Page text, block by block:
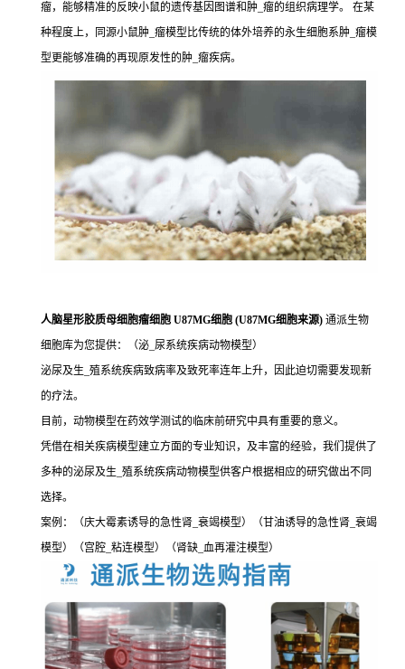
瘤，能够精准的反映小鼠的遗传基因图谱和肿_瘤的组织病理学。 在某
种程度上，同源小鼠肿_瘤模型比传统的体外培养的永生细胞系肿_瘤模
型更能够准确的再现原发性的肿_瘤疾病。
人脑星形胶质母细胞瘤细胞 U87MG细胞 (U87MG细胞来源) 通派生物
细胞库为您提供：（泌_尿系统疾病动物模型）
泌尿及生_殖系统疾病致病率及致死率连年上升，因此迫切需要发现新
的疗法。
目前，动物模型在药效学测试的临床前研究中具有重要的意义。
凭借在相关疾病模型建立方面的专业知识，及丰富的经验，我们提供了
多种的泌尿及生_殖系统疾病动物模型供客户根据相应的研究做出不同
选择。
案例：（庆大霉素诱导的急性肾_衰竭模型）（甘油诱导的急性肾_衰竭
模型）（宫腔_粘连模型）（肾缺_血再灌注模型）